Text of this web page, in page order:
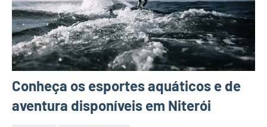
Conheça os esportes aquáticos e de
aventura disponíveis em Niterói